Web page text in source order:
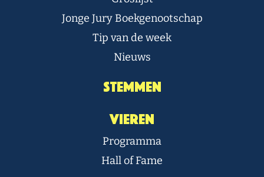
Jonge Jury Boekgenootschap
Tip van de week
Nieuws
Stemmen
Vieren
Programma
Hall of Fame